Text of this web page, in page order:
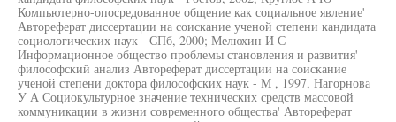
Компьютерно-опосредованное общение как социальное явление'
Автореферат диссертации на соискание ученой степени кандидата
социологических наук - СПб, 2000; Мелюхин И С
Информационное общество проблемы становления и развития'
философский анализ Автореферат диссертации на соискание
ученой степени доктора философских наук - М , 1997, Нагорнова
У А Социокультурное значение технических средств массовой
коммуникации в жизни современного общества' Автореферат